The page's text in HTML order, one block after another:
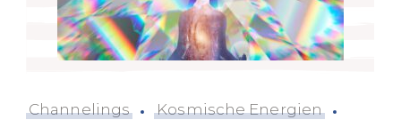
Channelings
Kosmische Energien